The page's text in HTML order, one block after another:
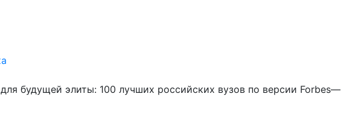
будущей элиты: 100 лучших российских вузов по версии Forbes—